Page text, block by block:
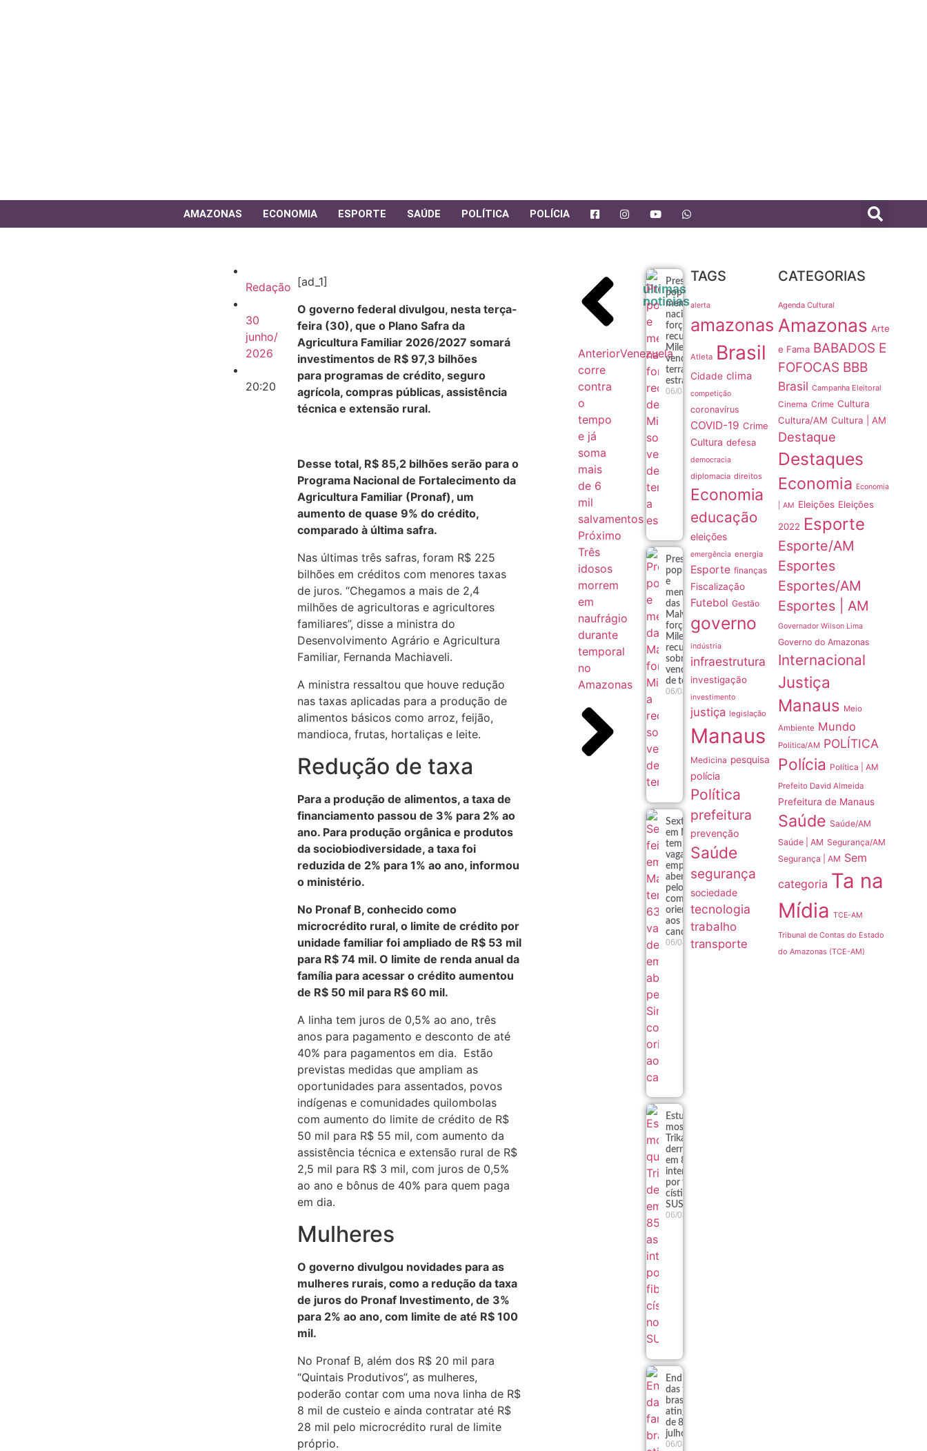
AMAZONAS ECONOMIA ESPORTE SAÚDE POLÍTICA POLÍCIA
Redação
30
junho/
2026
20:20
[ad_1]
O governo federal divulgou, nesta terça-
feira (30), que o Plano Safra da
Agricultura Familiar 2026/2027 somará
investimentos de R$ 97,3 bilhões
para programas de crédito, seguro
agrícola, compras públicas, assistência
técnica e extensão rural.
Desse total, R$ 85,2 bilhões serão para o
Programa Nacional de Fortalecimento da
Agricultura Familiar (Pronaf), um
aumento de quase 9% do crédito,
comparado à última safra.
Nas últimas três safras, foram R$ 225
bilhões em créditos com menores taxas
de juros. “Chegamos a mais de 2,4
milhões de agricultoras e agricultores
familiares”, disse a ministra do
Desenvolvimento Agrário e Agricultura
Familiar, Fernanda Machiaveli.
A ministra ressaltou que houve redução
nas taxas aplicadas para a produção de
alimentos básicos como arroz, feijão,
mandioca, frutas, hortaliças e leite.
Redução de taxa
Para a produção de alimentos, a taxa de
financiamento passou de 3% para 2% ao
ano. Para produção orgânica e produtos
da sociobiodiversidade, a taxa foi
reduzida de 2% para 1% ao ano, informou
o ministério.
No Pronaf B, conhecido como
microcrédito rural, o limite de crédito por
unidade familiar foi ampliado de R$ 53 mil
para R$ 74 mil. O limite de renda anual da
família para acessar o crédito aumentou
de R$ 50 mil para R$ 60 mil.
A linha tem juros de 0,5% ao ano, três
anos para pagamento e desconto de até
40% para pagamentos em dia. Estão
previstas medidas que ampliam as
oportunidades para assentados, povos
indígenas e comunidades quilombolas
com aumento do limite de crédito de R$
50 mil para R$ 55 mil, com aumento da
assistência técnica e extensão rural de R$
2,5 mil para R$ 3 mil, com juros de 0,5%
ao ano e bônus de 40% para quem paga
em dia.
Mulheres
O governo divulgou novidades para as
mulheres rurais, como a redução da taxa
de juros do Pronaf Investimento, de 3%
para 2% ao ano, com limite de até R$ 100
mil.
No Pronaf B, além dos R$ 20 mil para
“Quintais Produtivos”, as mulheres,
poderão contar com uma nova linha de R$
8 mil de custeio e ainda contratar até R$
28 mil pelo microcrédito rural de limite
próprio.
AnteriorVenezuela
corre
contra
o
tempo
e já
soma
mais
de 6
mil
salvamentos
Próximo
Três
idosos
morrem
em
naufrágio
durante
temporal
no
Amazonas
últimas
noticias
Pressão
popular e
memória
nacional
forçam
recuo de
Milei sobre
venda de
terras a
estrangeiros
06/08
Pressão
popular
e
memória
das
Malvinas
forçam
Milei a
recuar
sobre
venda
de terras
06/08
Sexta-feira
em Manaus
tem 639
vagas de
emprego
abertas
pelo Sine
com
orientações
aos
candidatos
06/08
Estudo
mostra que
Trikafta
derrubou
em 85% as
internações
por fibrose
cística no
SUS
06/08
Endividamento
das famílias
brasileiras
atinge recorde
de 82% em
julho
06/08
TAGS
alerta
amazonas
Atleta Brasil
Cidade clima
competição
coronavírus
COVID-19 Crime
Cultura defesa
democracia
diplomacia direitos
Economia
educação
eleições
emergência energia
Esporte finanças
Fiscalização
Futebol Gestão
governo
indústria
infraestrutura
investigação
investimento
justiça legislação
Manaus
Medicina pesquisa
polícia
Política
prefeitura
prevenção
Saúde
segurança
sociedade
tecnologia
trabalho
transporte
CATEGORIAS
Agenda Cultural
Amazonas Arte
e Fama BABADOS E
FOFOCAS BBB
Brasil Campanha Eleitoral
Cinema Crime Cultura
Cultura/AM Cultura | AM
Destaque
Destaques
Economia Economia
| AM Eleições Eleições
2022 Esporte
Esporte/AM
Esportes
Esportes/AM
Esportes | AM
Governador Wilson Lima
Governo do Amazonas
Internacional
Justiça
Manaus Meio
Ambiente Mundo
Politica/AM POLÍTICA
Polícia Política | AM
Prefeito David Almeida
Prefeitura de Manaus
Saúde Saúde/AM
Saúde | AM Segurança/AM
Segurança | AM Sem
categoria Ta na
Mídia TCE-AM
Tribunal de Contas do Estado
do Amazonas (TCE-AM)